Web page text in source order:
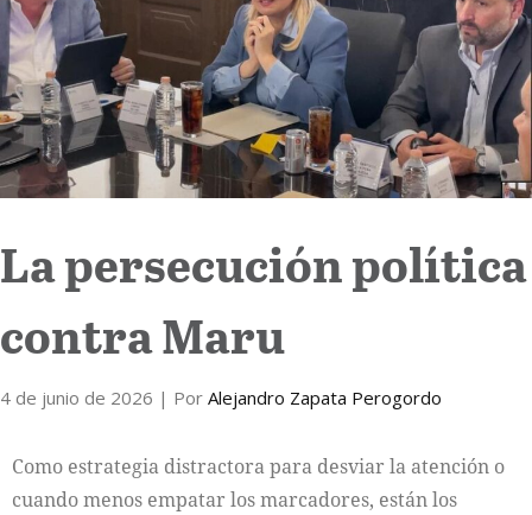
Internacional
Cultura
La persecución política
contra Maru
4 de junio de 2026 | Por Alejandro Zapata Perogordo
Como estrategia distractora para desviar la atención o
cuando menos empatar los marcadores, están los